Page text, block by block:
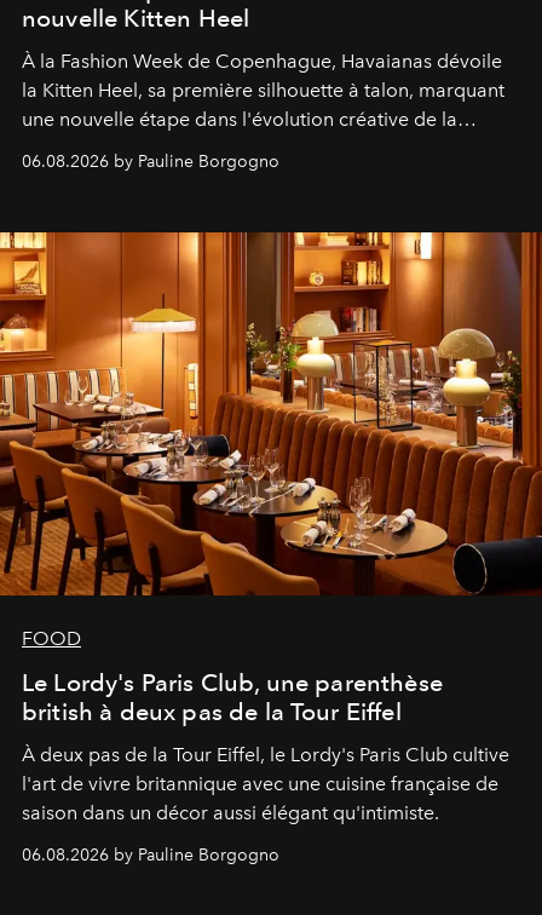
nouvelle Kitten Heel
À la Fashion Week de Copenhague, Havaianas dévoile
la Kitten Heel, sa première silhouette à talon, marquant
une nouvelle étape dans l'évolution créative de la
06.08.2026 by Pauline Borgogno
FOOD
Le Lordy's Paris Club, une parenthèse
british à deux pas de la Tour Eiffel
À deux pas de la Tour Eiffel, le Lordy's Paris Club cultive
l'art de vivre britannique avec une cuisine française de
saison dans un décor aussi élégant qu'intimiste.
06.08.2026 by Pauline Borgogno